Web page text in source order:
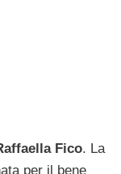
Fico. La
per il bene